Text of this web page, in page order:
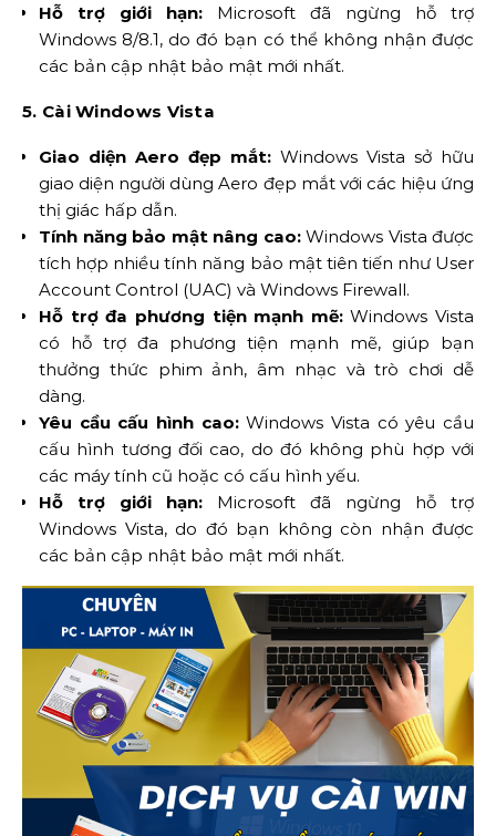
Hỗ trợ giới hạn: Microsoft đã ngừng hỗ trợ
Windows 8/8.1, do đó bạn có thể không nhận được
các bản cập nhật bảo mật mới nhất.
5. Cài Windows Vista
Giao diện Aero đẹp mắt: Windows Vista sở hữu
giao diện người dùng Aero đẹp mắt với các hiệu ứng
thị giác hấp dẫn.
Tính năng bảo mật nâng cao:Windows Vista được
tích hợp nhiều tính năng bảo mật tiên tiến như User
Account Control (UAC) và Windows Firewall.
Hỗ trợ đa phương tiện mạnh mẽ:Windows Vista
có hỗ trợ đa phương tiện mạnh mẽ, giúp bạn
thưởng thức phim ảnh, âm nhạc và trò chơi dễ
dàng.
Yêu cầu cấu hình cao:Windows Vista có yêu cầu
cấu hình tương đối cao, do đó không phù hợp với
các máy tính cũ hoặc có cấu hình yếu.
Hỗ trợ giới hạn: Microsoft đã ngừng hỗ trợ
Windows Vista, do đó bạn không còn nhận được
các bản cập nhật bảo mật mới nhất.